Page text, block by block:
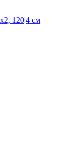
120|4 см